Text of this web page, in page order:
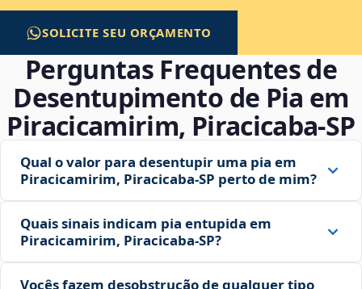
SOLICITE SEU ORÇAMENTO
Perguntas Frequentes de
Desentupimento de Pia em
Piracicamirim, Piracicaba‑SP
Qual o valor para desentupir uma pia em
Piracicamirim, Piracicaba‑SP perto de mim?
Quais sinais indicam pia entupida em
Piracicamirim, Piracicaba‑SP?
Vocês fazem desobstrução de qualquer tipo